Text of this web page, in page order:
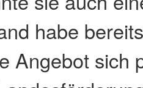
habe
Angebot sich